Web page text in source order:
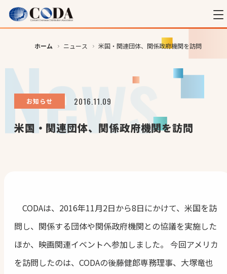
ホーム ニュース 米国・関連団体、関係政府機関を訪問
お知らせ 2016.11.09
米国・関連団体、関係政府機関を訪問
CODAは、2016年11月2日から8日にかけて、米国を訪
問し、関係する団体や関係政府機関との協議を実施した
ほか、映画関連イベントへ参加しました。 今回アメリカ
を訪問したのは、CODAの後藤健郎専務理事、大塚竜也